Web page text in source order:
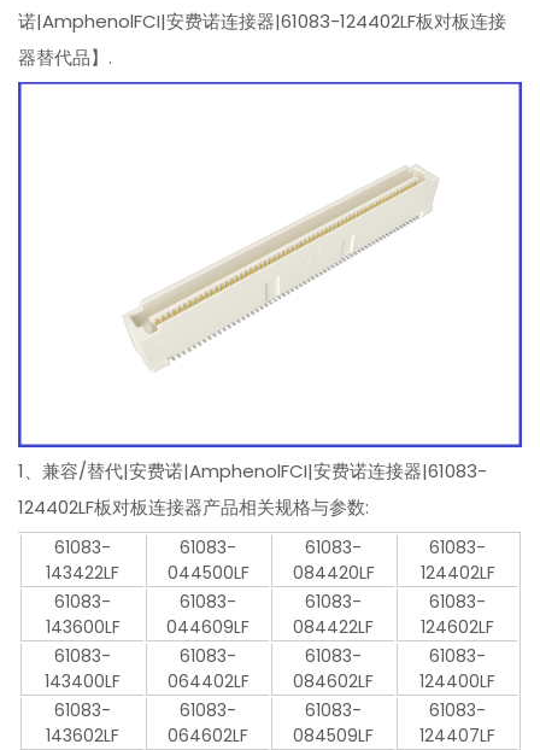
诺|AmphenolFCI|安费诺连接器|61083-124402LF板对板连接
器替代品】.
1、兼容/替代|安费诺|AmphenolFCI|安费诺连接器|61083-
124402LF板对板连接器产品相关规格与参数:
61083-
143422LF
61083-
044500LF
61083-
084420LF
61083-
124402LF
61083-
143600LF
61083-
044609LF
61083-
084422LF
61083-
124602LF
61083-
143400LF
61083-
064402LF
61083-
084602LF
61083-
124400LF
61083-
143602LF
61083-
064602LF
61083-
084509LF
61083-
124407LF